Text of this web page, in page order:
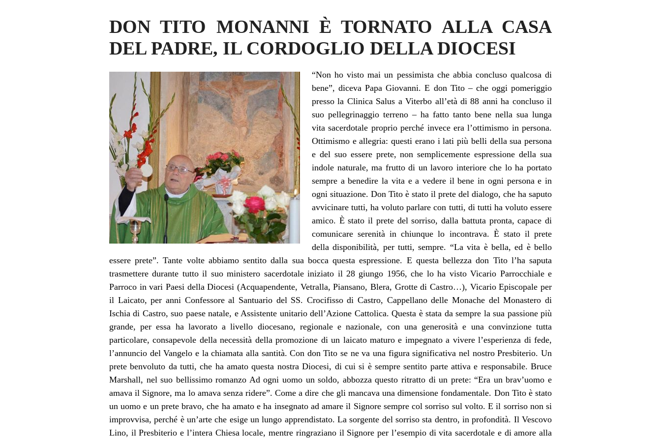
DON TITO MONANNI È TORNATO ALLA CASA
DEL PADRE, IL CORDOGLIO DELLA DIOCESI
“Non ho visto mai un pessimista che abbia concluso qualcosa di
bene”, diceva Papa Giovanni. E don Tito – che oggi pomeriggio
presso la Clinica Salus a Viterbo all’età di 88 anni ha concluso il
suo pellegrinaggio terreno – ha fatto tanto bene nella sua lunga
vita sacerdotale proprio perché invece era l’ottimismo in persona.
Ottimismo e allegria: questi erano i lati più belli della sua persona
e del suo essere prete, non semplicemente espressione della sua
indole naturale, ma frutto di un lavoro interiore che lo ha portato
sempre a benedire la vita e a vedere il bene in ogni persona e in
ogni situazione. Don Tito è stato il prete del dialogo, che ha saputo
avvicinare tutti, ha voluto parlare con tutti, di tutti ha voluto essere
amico. È stato il prete del sorriso, dalla battuta pronta, capace di
comunicare serenità in chiunque lo incontrava. È stato il prete
della disponibilità, per tutti, sempre. “La vita è bella, ed è bello
essere prete”. Tante volte abbiamo sentito dalla sua bocca questa espressione. E questa bellezza don Tito l’ha saputa
trasmettere durante tutto il suo ministero sacerdotale iniziato il 28 giungo 1956, che lo ha visto Vicario Parrocchiale e
Parroco in vari Paesi della Diocesi (Acquapendente, Vetralla, Piansano, Blera, Grotte di Castro…), Vicario Episcopale per
il Laicato, per anni Confessore al Santuario del SS. Crocifisso di Castro, Cappellano delle Monache del Monastero di
Ischia di Castro, suo paese natale, e Assistente unitario dell’Azione Cattolica. Questa è stata da sempre la sua passione più
grande, per essa ha lavorato a livello diocesano, regionale e nazionale, con una generosità e una convinzione tutta
particolare, consapevole della necessità della promozione di un laicato maturo e impegnato a vivere l’esperienza di fede,
l’annuncio del Vangelo e la chiamata alla santità. Con don Tito se ne va una figura significativa nel nostro Presbiterio. Un
prete benvoluto da tutti, che ha amato questa nostra Diocesi, di cui si è sempre sentito parte attiva e responsabile. Bruce
Marshall, nel suo bellissimo romanzo Ad ogni uomo un soldo, abbozza questo ritratto di un prete: “Era un brav’uomo e
amava il Signore, ma lo amava senza ridere”. Come a dire che gli mancava una dimensione fondamentale. Don Tito è stato
un uomo e un prete bravo, che ha amato e ha insegnato ad amare il Signore sempre col sorriso sul volto. E il sorriso non si
improvvisa, perché è un’arte che esige un lungo apprendistato. La sorgente del sorriso sta dentro, in profondità. Il Vescovo
Lino, il Presbiterio e l’intera Chiesa locale, mentre ringraziano il Signore per l’esempio di vita sacerdotale e di amore alla